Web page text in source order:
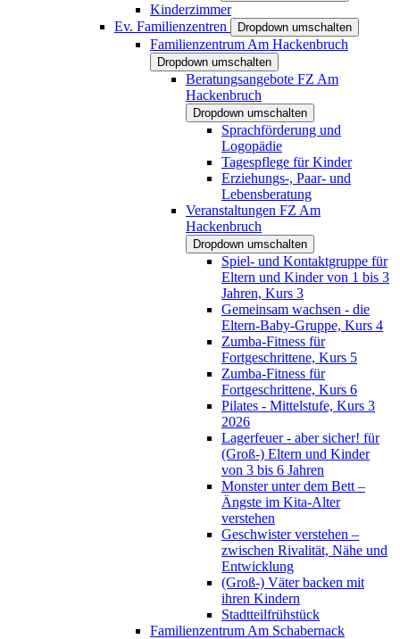
Kinderzimmer
Ev. Familienzentren
Dropdown umschalten
Familienzentrum Am Hackenbruch
Dropdown umschalten
Beratungsangebote FZ Am
Hackenbruch
Dropdown umschalten
Sprachförderung und
Logopädie
Tagespflege für Kinder
Erziehungs-, Paar- und
Lebensberatung
Veranstaltungen FZ Am
Hackenbruch
Dropdown umschalten
Spiel- und Kontaktgruppe für
Eltern und Kinder von 1 bis 3
Jahren, Kurs 3
Gemeinsam wachsen - die
Eltern-Baby-Gruppe, Kurs 4
Zumba-Fitness für
Fortgeschrittene, Kurs 5
Zumba-Fitness für
Fortgeschrittene, Kurs 6
Pilates - Mittelstufe, Kurs 3
2026
Lagerfeuer - aber sicher! für
(Groß-) Eltern und Kinder
von 3 bis 6 Jahren
Monster unter dem Bett –
Ängste im Kita-Alter
verstehen
Geschwister verstehen –
zwischen Rivalität, Nähe und
Entwicklung
(Groß-) Väter backen mit
ihren Kindern
Stadtteilfrühstück
Familienzentrum Am Schabernack